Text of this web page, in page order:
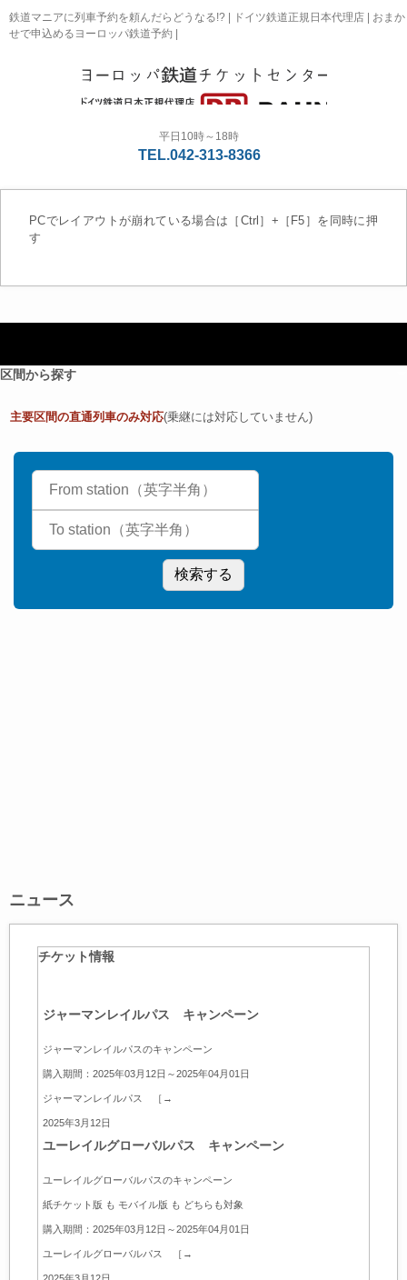
鉄道マニアに列車予約を頼んだらどうなる!? | ドイツ鉄道正規日本代理店 | おまか
せで申込めるヨーロッパ鉄道予約 |
平日10時～18時
TEL.042-313-8366
PCでレイアウトが崩れている場合は［Ctrl］+［F5］を同時に押
す
区間から探す
主要区間の直通列車のみ対応(乗継には対応していません)
ニュース
チケット情報
ジャーマンレイルパス キャンペーン
ジャーマンレイルパスのキャンペーン
購入期間：2025年03月12日～2025年04月01日
ジャーマンレイルパス ［→
2025年3月12日
ユーレイルグローバルパス キャンペーン
ユーレイルグローバルパスのキャンペーン
紙チケット版 も モバイル版 も どちらも対象
購入期間：2025年03月12日～2025年04月01日
ユーレイルグローバルパス ［→